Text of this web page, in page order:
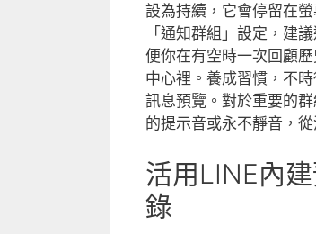
設為持續，它會停留在
「通知群組」設定，建
便你在有空時一次回顧
中心裡。養成習慣，不
訊息預覽。對於重要的
的提示音或永不靜音，
活用LINE內
錄